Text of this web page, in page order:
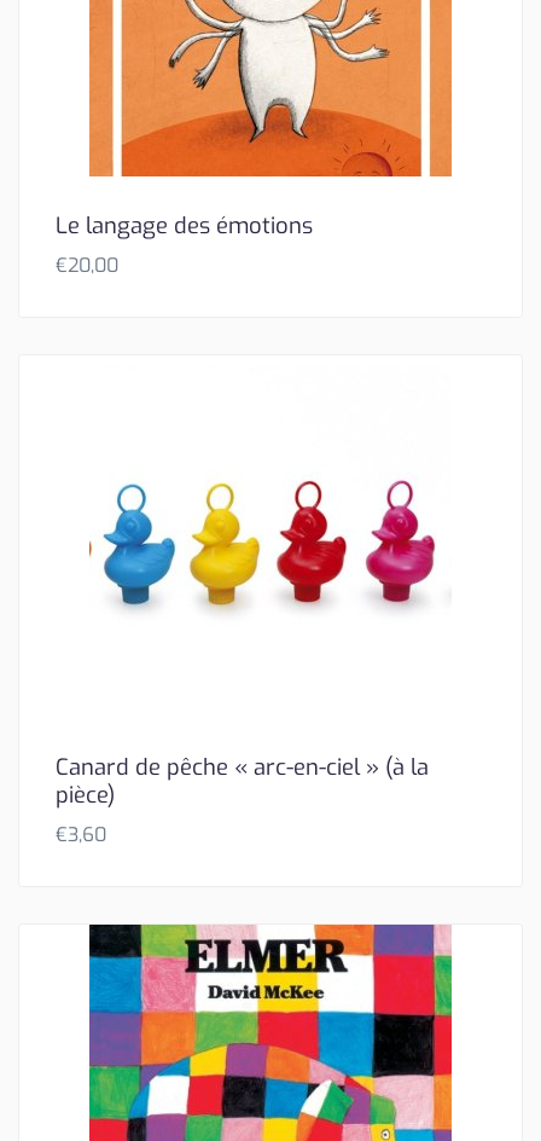
Le langage des émotions
€20,00
Canard de pêche « arc-en-ciel » (à la
pièce)
€3,60